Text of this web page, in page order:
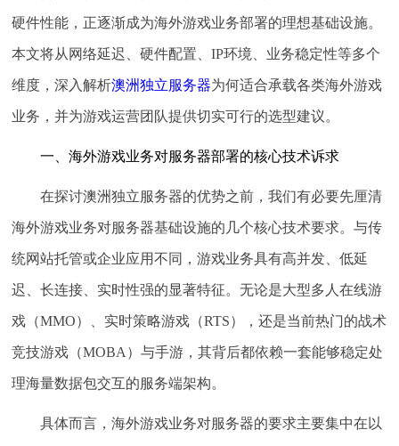
硬件性能，正逐渐成为海外游戏业务部署的理想基础设施。
本文将从网络延迟、硬件配置、IP环境、业务稳定性等多个
维度，深入解析澳洲独立服务器为何适合承载各类海外游戏
业务，并为游戏运营团队提供切实可行的选型建议。
一、海外游戏业务对服务器部署的核心技术诉求
在探讨澳洲独立服务器的优势之前，我们有必要先厘清
海外游戏业务对服务器基础设施的几个核心技术要求。与传
统网站托管或企业应用不同，游戏业务具有高并发、低延
迟、长连接、实时性强的显著特征。无论是大型多人在线游
戏（MMO）、实时策略游戏（RTS），还是当前热门的战术
竞技游戏（MOBA）与手游，其背后都依赖一套能够稳定处
理海量数据包交互的服务端架构。
具体而言，海外游戏业务对服务器的要求主要集中在以